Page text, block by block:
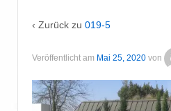
‹ Zurück zu 019-5
Veröffentlicht am Mai 25, 2020 von